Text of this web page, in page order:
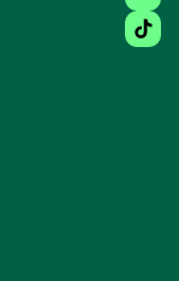
nouvelle
une nouvelle